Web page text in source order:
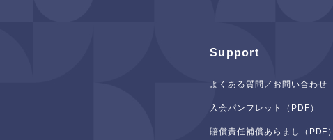
Support
よくある質問／お問い合わせ
入会パンフレット（PDF）
賠償責任補償あらまし（PDF）